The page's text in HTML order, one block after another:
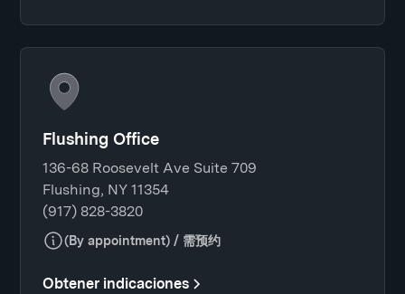
Flushing Office
136-68 Roosevelt Ave Suite 709
Flushing, NY 11354
(917) 828-3820
(By appointment) / 需预约
Obtener indicaciones